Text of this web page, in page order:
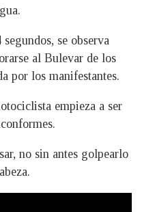
se observa
al Bulevar de los
por los manifestantes.
empieza a ser
no sin antes golpearlo